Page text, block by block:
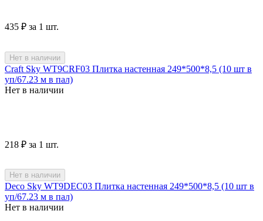
‍435‍ ₽ за 1 шт.
Нет в наличии
Craft Sky WT9CRF03 Плитка настенная 249*500*8,5 (10 шт в
уп/67.23 м в пал)
Нет в наличии
‍218‍ ₽ за 1 шт.
Нет в наличии
Deco Sky WT9DEC03 Плитка настенная 249*500*8,5 (10 шт в
уп/67.23 м в пал)
Нет в наличии